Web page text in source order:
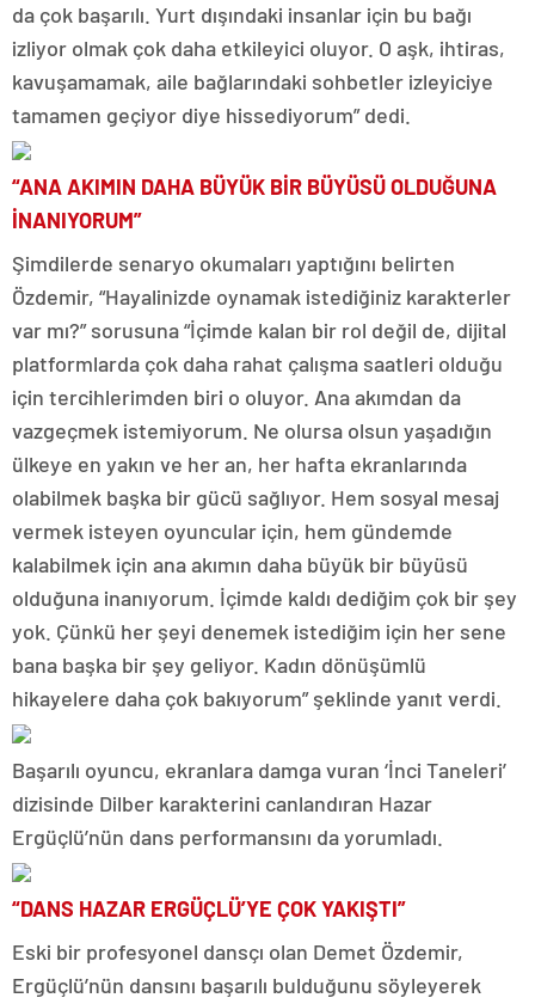
da çok başarılı. Yurt dışındaki insanlar için bu bağı
izliyor olmak çok daha etkileyici oluyor. O aşk, ihtiras,
kavuşamamak, aile bağlarındaki sohbetler izleyiciye
tamamen geçiyor diye hissediyorum” dedi.
“ANA AKIMIN DAHA BÜYÜK BİR BÜYÜSÜ OLDUĞUNA
İNANIYORUM”
Şimdilerde senaryo okumaları yaptığını belirten
Özdemir, “Hayalinizde oynamak istediğiniz karakterler
var mı?” sorusuna “İçimde kalan bir rol değil de, dijital
platformlarda çok daha rahat çalışma saatleri olduğu
için tercihlerimden biri o oluyor. Ana akımdan da
vazgeçmek istemiyorum. Ne olursa olsun yaşadığın
ülkeye en yakın ve her an, her hafta ekranlarında
olabilmek başka bir gücü sağlıyor. Hem sosyal mesaj
vermek isteyen oyuncular için, hem gündemde
kalabilmek için ana akımın daha büyük bir büyüsü
olduğuna inanıyorum. İçimde kaldı dediğim çok bir şey
yok. Çünkü her şeyi denemek istediğim için her sene
bana başka bir şey geliyor. Kadın dönüşümlü
hikayelere daha çok bakıyorum” şeklinde yanıt verdi.
Başarılı oyuncu, ekranlara damga vuran ‘İnci Taneleri’
dizisinde Dilber karakterini canlandıran Hazar
Ergüçlü’nün dans performansını da yorumladı.
“DANS HAZAR ERGÜÇLÜ’YE ÇOK YAKIŞTI”
Eski bir profesyonel dansçı olan Demet Özdemir,
Ergüçlü’nün dansını başarılı bulduğunu söyleyerek